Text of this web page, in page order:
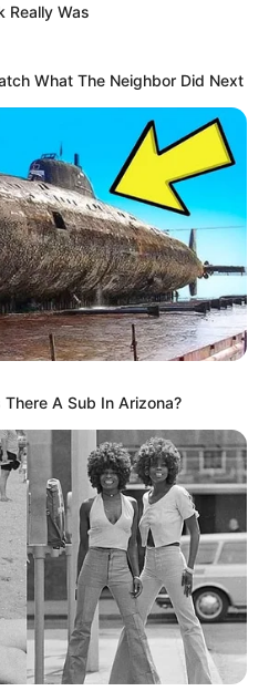
Really Was
What The Neighbor Did Next
A Sub In Arizona?